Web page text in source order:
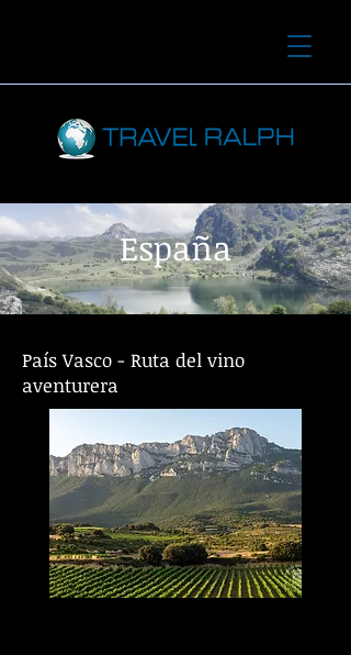
España
País Vasco - Ruta del vino
aventurera